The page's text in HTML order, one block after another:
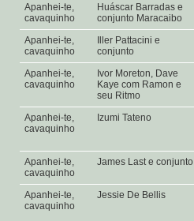
Apanhei-te,
cavaquinho
Huáscar Barradas e
conjunto Maracaibo
Apanhei-te,
cavaquinho
Iller Pattacini e
conjunto
Apanhei-te,
cavaquinho
Ivor Moreton, Dave
Kaye com Ramon e
seu Ritmo
Apanhei-te,
cavaquinho
Izumi Tateno
Apanhei-te,
cavaquinho
James Last e conjunto
Apanhei-te,
cavaquinho
Jessie De Bellis